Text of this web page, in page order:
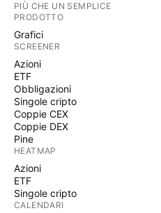
PIÙ CHE UN SEMPLICE
PRODOTTO
Grafici
SCREENER
Azioni
ETF
Obbligazioni
Singole cripto
Coppie CEX
Coppie DEX
Pine
HEATMAP
Azioni
ETF
Singole cripto
CALENDARI